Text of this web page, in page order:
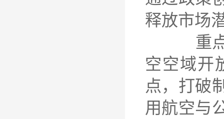
释放市场
重点突
空空域开
点，打破
用航空与